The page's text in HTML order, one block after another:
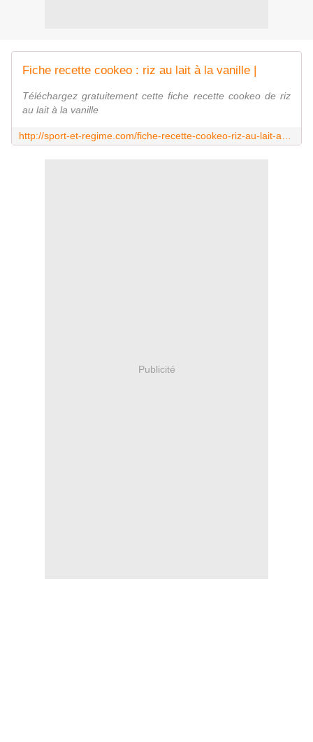
Fiche recette cookeo : riz au lait à la vanille |
Téléchargez gratuitement cette fiche recette cookeo de riz
au lait à la vanille
Publicité